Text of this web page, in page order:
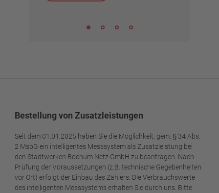
Bestellung von Zusatzleistungen
Seit dem 01.01.2025 haben Sie die Möglichkeit, gem. § 34 Abs.
2 MsbG ein intelligentes Messsystem als Zusatzleistung bei
den Stadtwerken Bochum Netz GmbH zu beantragen. Nach
Prüfung der Voraussetzungen (z.B. technische Gegebenheiten
vor Ort) erfolgt der Einbau des Zählers. Die Verbrauchswerte
des intelligenten Messsystems erhalten Sie durch uns. Bitte